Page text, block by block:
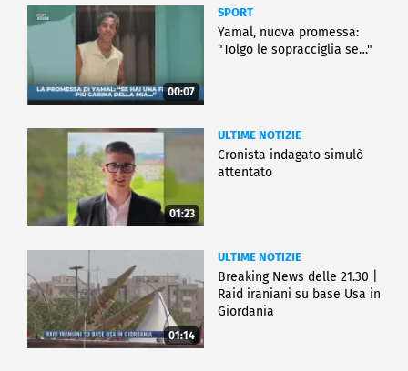
00:07
SPORT
Yamal, nuova promessa:
"Tolgo le sopracciglia se…"
01:23
ULTIME NOTIZIE
Cronista indagato simulò
attentato
01:14
ULTIME NOTIZIE
Breaking News delle 21.30 |
Raid iraniani su base Usa in
Giordania